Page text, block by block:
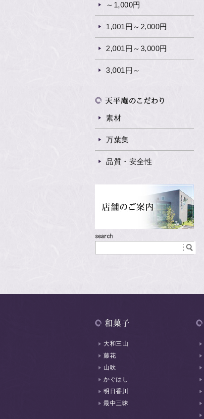
～1,000円
1,001円～2,000円
2,001円～3,000円
3,001円～
素材
万葉集
品質・安全性
大和三山
藤花
山吹
かぐはし
明日香川
最中三昧